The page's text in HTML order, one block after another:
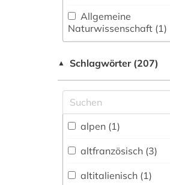
Allgemeine
Naturwissenschaft (1)
fachübergreifende
Allgemeine und
vergleichende Sprach-
und
Literaturwissenschaft.
Indogermanistik.
Außereuropäische
Sprachen und
▲ Schlagwörter (207)
alpen (1)
altfranzösisch (3)
altitalienisch (1)